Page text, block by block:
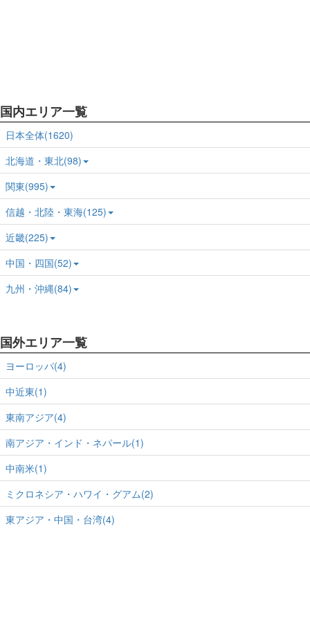
国内エリア一覧
日本全体(1620)
北海道・東北(98)
関東(995)
信越・北陸・東海(125)
近畿(225)
中国・四国(52)
九州・沖縄(84)
国外エリア一覧
ヨーロッパ(4)
中近東(1)
東南アジア(4)
南アジア・インド・ネパール(1)
中南米(1)
ミクロネシア・ハワイ・グアム(2)
東アジア・中国・台湾(4)